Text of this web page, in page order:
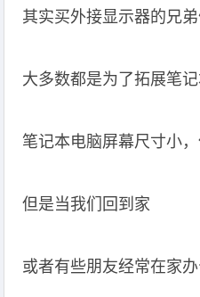
其实买外接显示器的兄弟
大多数都是为了拓展笔
笔记本电脑屏幕尺寸小
但是当我们回到家
或者有些朋友经常在家